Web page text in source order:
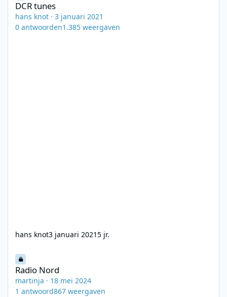
DCR tunes
hans knot · 3 januari 2021
0 antwoorden1.385 weergaven
hans knot3 januari 20215 jr.
Radio Nord
Radio Nord
martinja · 18 mei 2024
1 antwoord867 weergaven